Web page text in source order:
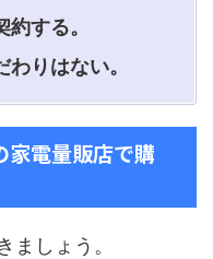
する。
りはない。
家電量販店で購
ましょう。